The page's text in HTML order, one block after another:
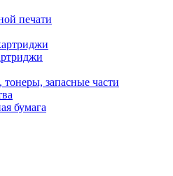
печати
запасные части
бумага